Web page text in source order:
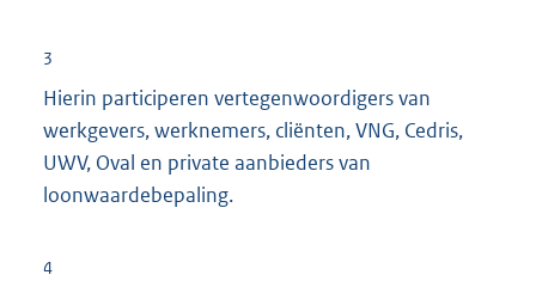
3
Hierin participeren vertegenwoordigers van
werkgevers, werknemers, cliënten, VNG, Cedris,
UWV, Oval en private aanbieders van
loonwaardebepaling.
4